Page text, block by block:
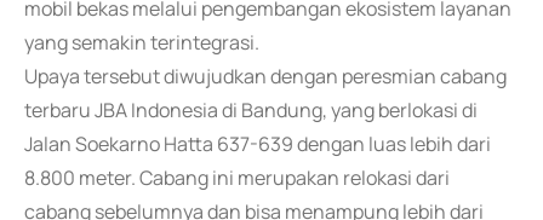
mobil bekas melalui pengembangan ekosistem layanan
yang semakin terintegrasi.
Upaya tersebut diwujudkan dengan peresmian cabang
terbaru JBA Indonesia di Bandung, yang berlokasi di
Jalan Soekarno Hatta 637-639 dengan luas lebih dari
8.800 meter. Cabang ini merupakan relokasi dari
cabang sebelumnya dan bisa menampung lebih dari